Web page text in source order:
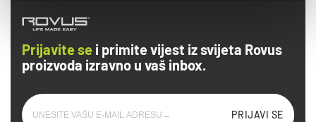
Prijavite sei primite vijest iz svijeta Rovus
proizvoda izravno u vaš inbox.
PRIJAVI SE